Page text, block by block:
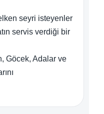
seyri isteyenler
servis verdiği bir
Göcek, Adalar ve